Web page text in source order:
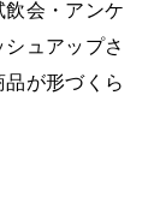
会・アンケ
ュアップさ
が形づくら